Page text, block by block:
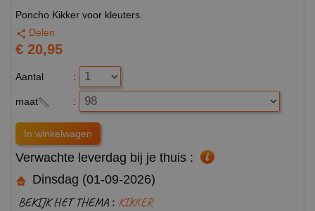
Poncho Kikker voor kleuters.
Delen
€ 20,95
Aantal :
maat :
Verwachte leverdag bij je thuis :
Dinsdag (01-09-2026)
BEKIJK HET THEMA : KIKKER